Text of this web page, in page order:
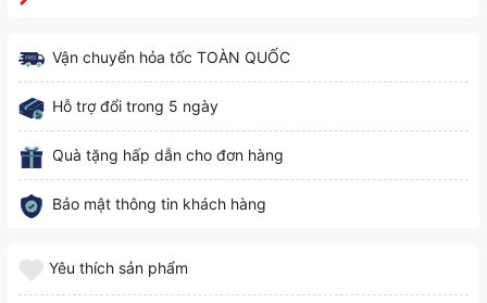
Vận chuyển hỏa tốc TOÀN QUỐC
Hỗ trợ đổi trong 5 ngày
Quà tặng hấp dẫn cho đơn hàng
Bảo mật thông tin khách hàng
Yêu thích sản phẩm